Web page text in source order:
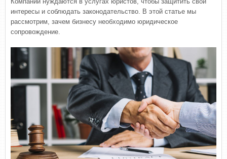
интересы и соблюдать законодательство. В этой статье мы
рассмотрим, зачем бизнесу необходимо юридическое
сопровождение.